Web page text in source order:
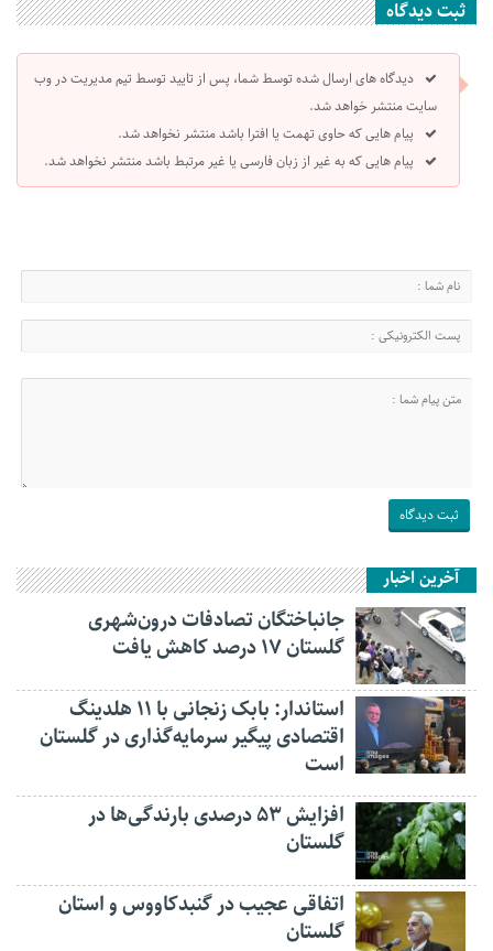
ثبت دیدگاه
دیدگاه های ارسال شده توسط شما، پس از تایید توسط تیم مدیریت در وب
سایت منتشر خواهد شد.
پیام هایی که حاوی تهمت یا افترا باشد منتشر نخواهد شد.
پیام هایی که به غیر از زبان فارسی یا غیر مرتبط باشد منتشر نخواهد شد.
آخرین اخبار
جانباختگان تصادفات درون‌شهری
گلستان ۱۷ درصد کاهش یافت
استاندار: بابک زنجانی با ۱۱ هلدینگ
اقتصادی پیگیر سرمایه‌گذاری در گلستان
است
افزایش ۵۳ درصدی بارندگی‌ها در
گلستان
اتفاقی عجیب در‌ گنبدکاووس و استان
گلستان